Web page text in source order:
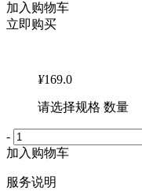
加入购物车
立即购买
¥169.0
请选择规格 数量
-
加入购物车
服务说明